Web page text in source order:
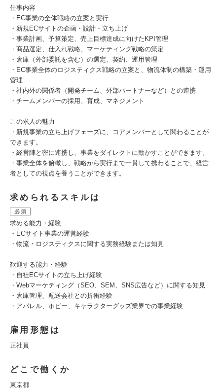
仕事内容
・EC事業の全体戦略の立案と実行
・新規ECサイトの企画・設計・立ち上げ
・事業計画、予算策定、売上目標達成に向けたKPI管理
・商品選定、仕入れ戦略、マーケティング戦略の策定
・倉庫（外部委託を含む）の選定、契約、運用管理
・EC事業全体のロジスティクス戦略の立案と、物流体制の構築・運用
管理
・社内外の関係者（開発チーム、外部パートナーなど）との連携
・チームメンバーの採用、育成、マネジメント
この求人の魅力
・新規事業の立ち上げフェーズに、コアメンバーとして関わることが
できます。
・経営陣と密に連携し、事業をダイレクトに動かすことができます。
・事業全体を俯瞰し、戦略から実行まで一貫して携わることで、経営
者としての視点を養うことができます。
求められるスキルは
必須
求める能力・経験
・ECサイト事業の運営経験
・物流・ロジスティクスに関する実務経験または知見
歓迎する能力・経験
・自社ECサイトの立ち上げ経験
・Webマーケティング（SEO、SEM、SNS広告など）に関する知見
・倉庫管理、配送会社との折衝経験
・アパレル、ホビー、キャラクターグッズ業界での事業経験
雇用形態は
正社員
どこで働くか
東京都